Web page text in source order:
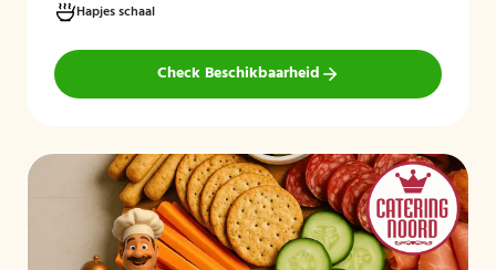
Hapjes schaal
Check Beschikbaarheid